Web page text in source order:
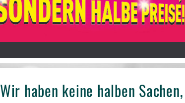
Wir haben keine halben